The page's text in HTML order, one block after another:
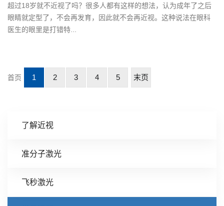
了解近视
准分子激光
飞秒激光
超过18岁就不近视了吗？很多人都有这样的想法，认为成年了之后
眼睛就定型了，不会再发育，因此就不会再近视。这种说法在眼科
医生的眼里是打错特...
首页 1 2 3 4 5 末页